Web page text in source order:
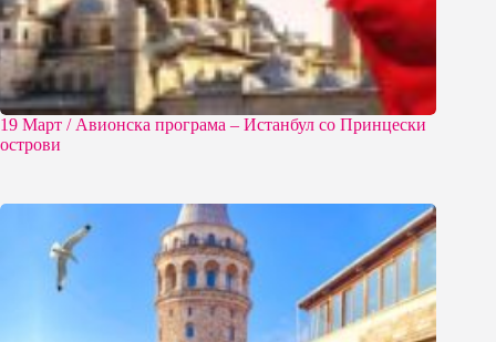
19 Март / Aвионска програма – Истанбул со Принцески
острови